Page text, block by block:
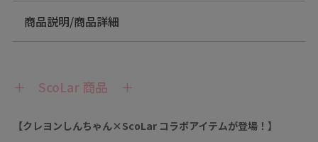
商品説明/商品詳細
＋ ScoLar 商品 ＋
【クレヨンしんちゃん×ScoLar コラボアイテムが登場！】